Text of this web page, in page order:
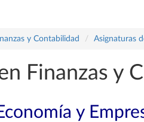
y Contabilidad Asignaturas
Finanzas y
y